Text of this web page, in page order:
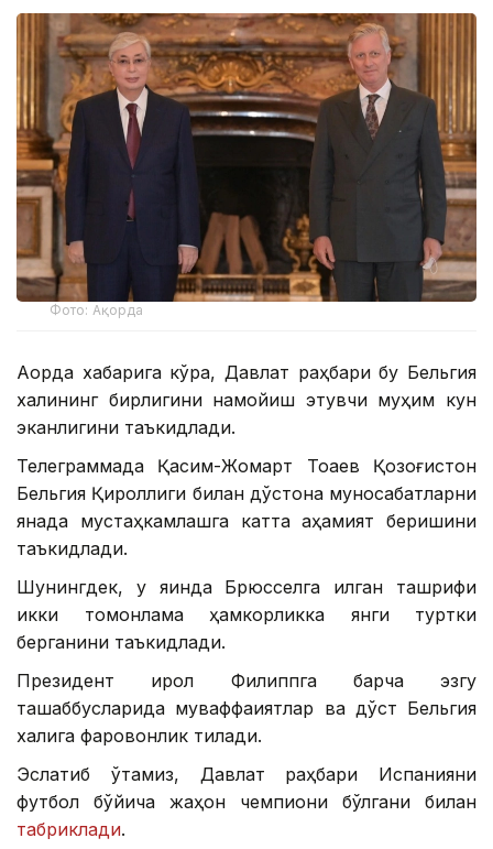
Фото: Ақорда
Ақорда хабарига кўра, Давлат раҳбари бу Бельгия
халқининг бирлигини намойиш этувчи муҳим кун
эканлигини таъкидлади.
Телеграммада Қасим-Жомарт Тоқаев Қозоғистон
Бельгия Қироллиги билан дўстона муносабатларни
янада мустаҳкамлашга катта аҳамият беришини
таъкидлади.
Шунингдек, у яқинда Брюсселга қилган ташрифи
икки томонлама ҳамкорликка янги туртки
берганини таъкидлади.
Президент қирол Филиппга барча эзгу
ташаббусларида муваффақиятлар ва дўст Бельгия
халқига фаровонлик тилади.
Эслатиб ўтамиз, Давлат раҳбари Испанияни
футбол бўйича жаҳон чемпиони бўлгани билан
табриклади.